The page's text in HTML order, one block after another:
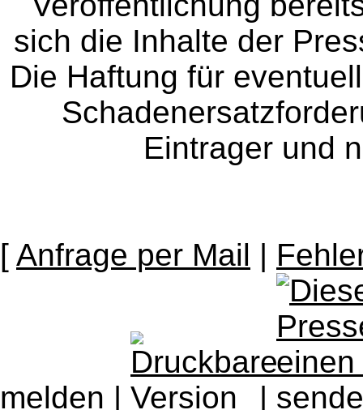
sich die Inhalte der
Die Haftung für
Eintrager und
[ Anfrage per Mail |
melden | |